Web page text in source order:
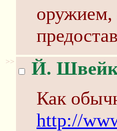
оружием,
>> Й.
Как
http://